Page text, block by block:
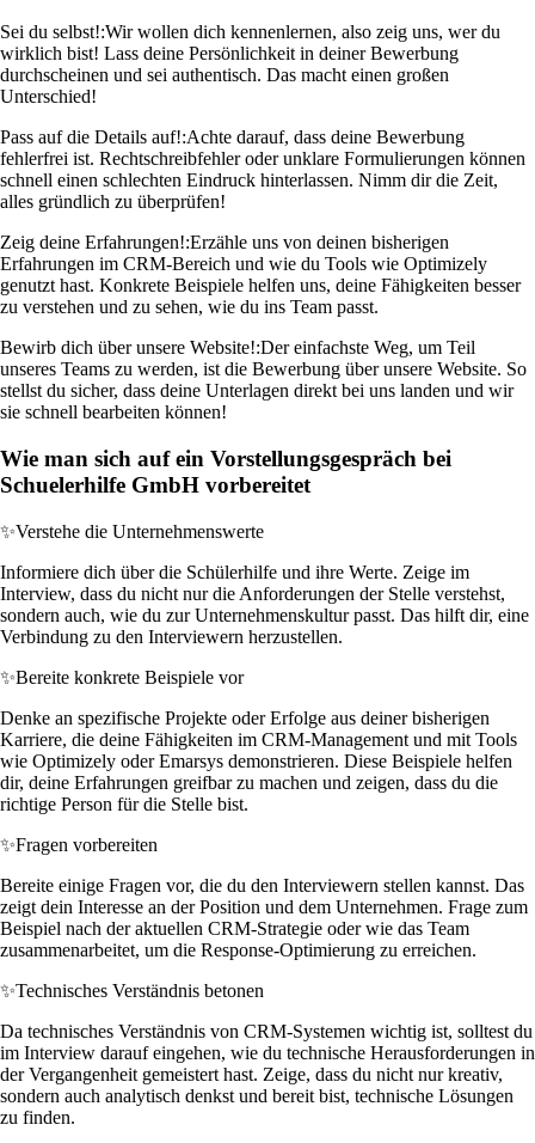
Sei du selbst!:Wir wollen dich kennenlernen, also zeig uns, wer du
wirklich bist! Lass deine Persönlichkeit in deiner Bewerbung
durchscheinen und sei authentisch. Das macht einen großen
Unterschied!
Pass auf die Details auf!:Achte darauf, dass deine Bewerbung
fehlerfrei ist. Rechtschreibfehler oder unklare Formulierungen können
schnell einen schlechten Eindruck hinterlassen. Nimm dir die Zeit,
alles gründlich zu überprüfen!
Zeig deine Erfahrungen!:Erzähle uns von deinen bisherigen
Erfahrungen im CRM-Bereich und wie du Tools wie Optimizely
genutzt hast. Konkrete Beispiele helfen uns, deine Fähigkeiten besser
zu verstehen und zu sehen, wie du ins Team passt.
Bewirb dich über unsere Website!:Der einfachste Weg, um Teil
unseres Teams zu werden, ist die Bewerbung über unsere Website. So
stellst du sicher, dass deine Unterlagen direkt bei uns landen und wir
sie schnell bearbeiten können!
Wie man sich auf ein Vorstellungsgespräch bei
Schuelerhilfe GmbH vorbereitet
✨Verstehe die Unternehmenswerte
Informiere dich über die Schülerhilfe und ihre Werte. Zeige im
Interview, dass du nicht nur die Anforderungen der Stelle verstehst,
sondern auch, wie du zur Unternehmenskultur passt. Das hilft dir, eine
Verbindung zu den Interviewern herzustellen.
✨Bereite konkrete Beispiele vor
Denke an spezifische Projekte oder Erfolge aus deiner bisherigen
Karriere, die deine Fähigkeiten im CRM-Management und mit Tools
wie Optimizely oder Emarsys demonstrieren. Diese Beispiele helfen
dir, deine Erfahrungen greifbar zu machen und zeigen, dass du die
richtige Person für die Stelle bist.
✨Fragen vorbereiten
Bereite einige Fragen vor, die du den Interviewern stellen kannst. Das
zeigt dein Interesse an der Position und dem Unternehmen. Frage zum
Beispiel nach der aktuellen CRM-Strategie oder wie das Team
zusammenarbeitet, um die Response-Optimierung zu erreichen.
✨Technisches Verständnis betonen
Da technisches Verständnis von CRM-Systemen wichtig ist, solltest du
im Interview darauf eingehen, wie du technische Herausforderungen in
der Vergangenheit gemeistert hast. Zeige, dass du nicht nur kreativ,
sondern auch analytisch denkst und bereit bist, technische Lösungen
zu finden.